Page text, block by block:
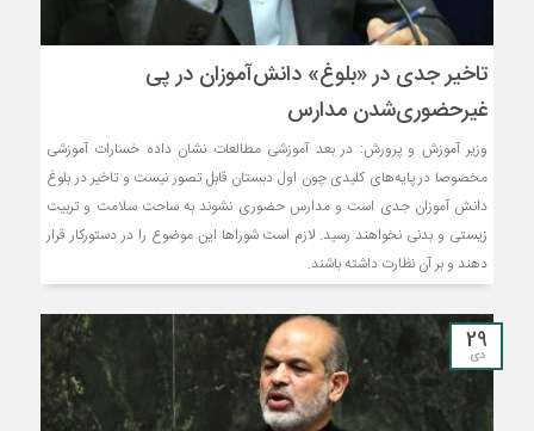
تاخیر جدی در «بلوغ» دانش‌آموزان در پی
غیرحضوری‌شدن مدارس
وزیر آموزش و پرورش: در بعد آموزشی مطالعات نشان داده خسارات آموزشی
مخصوصا در پایه‌های کلیدی چون اول دبستان قابل تصور نیست و تاخیر در بلوغ
دانش آموزان جدی است و مدارس حضوری نشوند به ساحت سلامت و تربیت
زیستی و بدنی نخواهند رسید. لازم است شوراها این موضوع را در دستورکار قرار
دهند و بر آن نظارت داشته باشند.
29
دی